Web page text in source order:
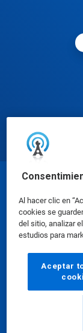
Al hacer clic en
cookies se
del sitio, analizar
estudios para
Aceptar
Hojas de